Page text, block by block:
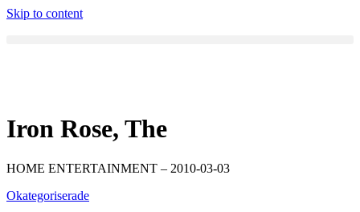
Skip to content
Iron Rose, The
HOME ENTERTAINMENT – 2010-03-03
Okategoriserade